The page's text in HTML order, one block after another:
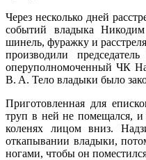
Через несколько дней
событий владыка
шинель, фуражку и
производили
оперуполномоченный ЧК
В. А. Тело владыки было
Приготовленная для
труп в ней не помещался, и
коленях лицом вниз.
откапывании владыки,
ногами, чтобы он